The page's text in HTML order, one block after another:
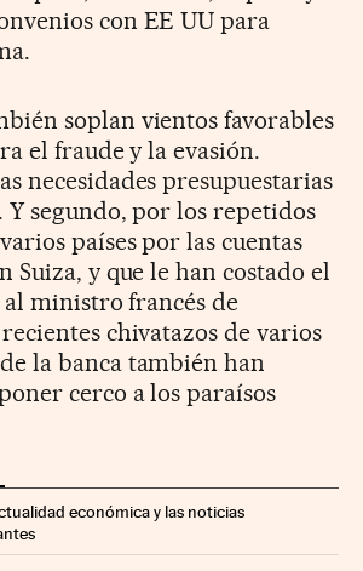
con EE UU para
soplan vientos favorables
el fraude y la evasión.
necesidades presupuestarias
Y segundo, por los repetidos
países por las cuentas
Suiza, y que le han costado el
ministro francés de
chivatazos de varios
la banca también han
cerco a los paraísos
económica y las noticias